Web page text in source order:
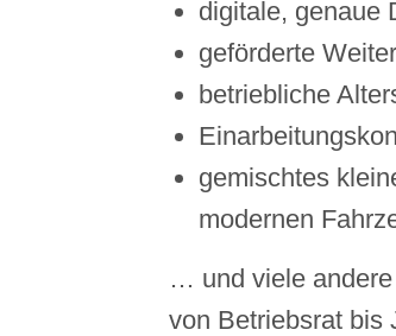
digitale, genaue
geförderte
betriebliche
gemischtes
modernen
… und viele
von Betriebsrat